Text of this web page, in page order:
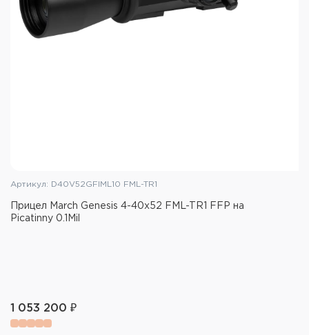
Артикул: D40V52GFIML10 FML-TR1
Прицел March Genesis 4-40x52 FML-TR1 FFP на
Picatinny 0.1Mil
1 053 200 ₽